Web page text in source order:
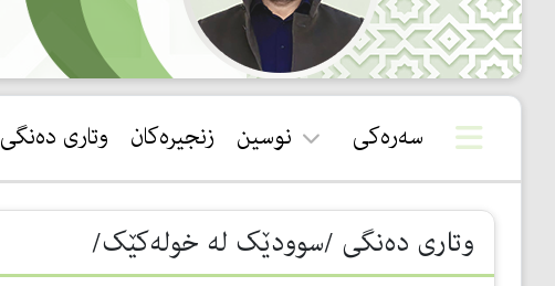
سەرەکی نوسین
قورئان
سوننەت
زنجیرەکان وتاری دەنگی
وتاری دەنگی /سوودێک لە خولەکێک/